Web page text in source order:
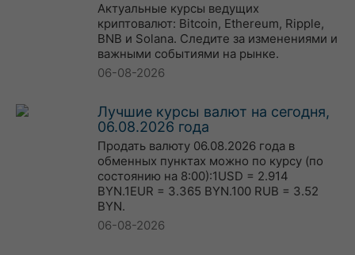
Актуальные курсы ведущих
криптовалют: Bitcoin, Ethereum, Ripple,
BNB и Solana. Следите за изменениями и
важными событиями на рынке.
06-08-2026
Лучшие курсы валют на сегодня,
06.08.2026 года
Продать валюту 06.08.2026 года в
обменных пунктах можно по курсу (по
состоянию на 8:00):1USD = 2.914
BYN.1EUR = 3.365 BYN.100 RUB = 3.52
BYN.
06-08-2026